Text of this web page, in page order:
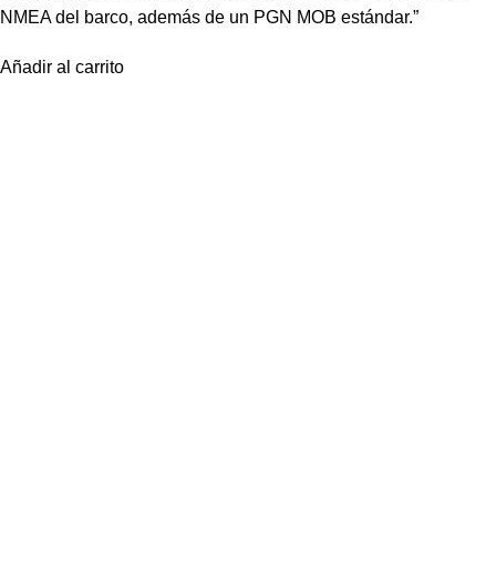
NMEA del barco, además de un PGN MOB estándar.”
Añadir al carrito